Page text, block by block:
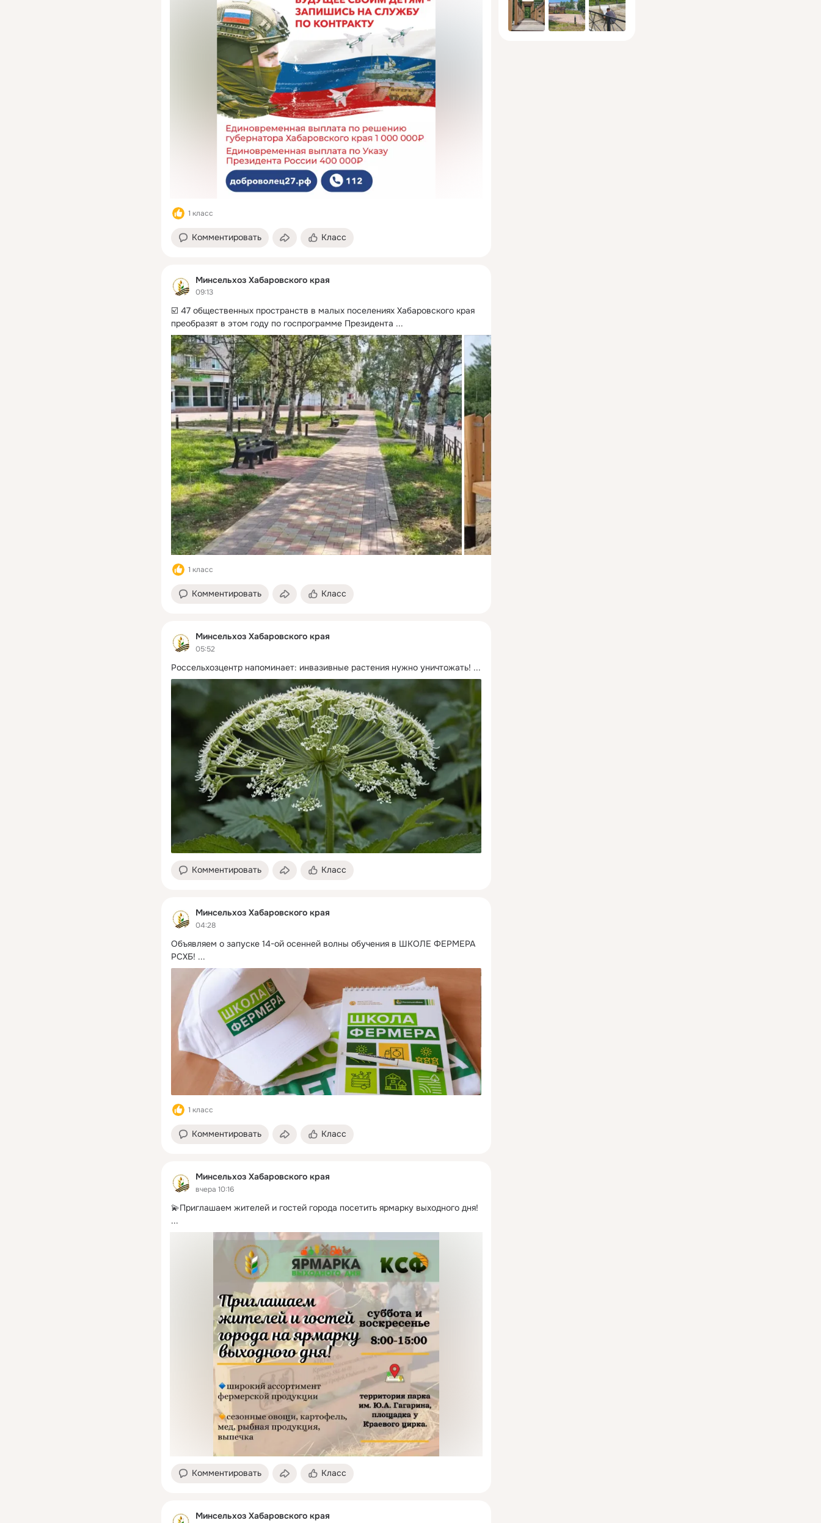
1 класс
Комментировать Класс
Минсельхоз Хабаровского края
09:13
☑️ 47 общественных пространств в малых поселениях Хабаровского края
преобразят в этом году по госпрограмме Президента ...
1 класс
Комментировать Класс
Минсельхоз Хабаровского края
05:52
Россельхозцентр напоминает: инвазивные растения нужно уничтожать! ...
Комментировать Класс
Минсельхоз Хабаровского края
04:28
Объявляем о запуске 14-ой осенней волны обучения в ШКОЛЕ ФЕРМЕРА
РСХБ! ...
1 класс
Комментировать Класс
Минсельхоз Хабаровского края
вчера 10:16
💫Приглашаем жителей и гостей города посетить ярмарку выходного дня!
...
Комментировать Класс
Минсельхоз Хабаровского края